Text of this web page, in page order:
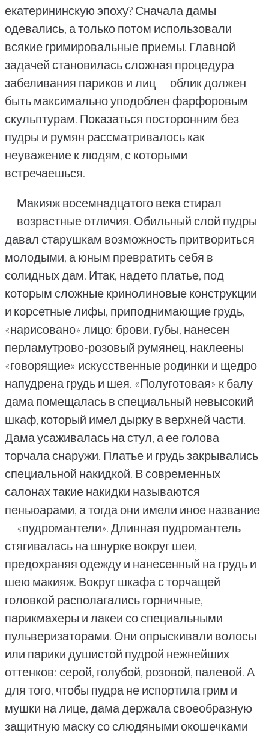
екатерининскую эпоху? Сначала дамы
одевались, а только потом использовали
всякие гримировальные приемы. Главной
задачей становилась сложная процедура
забеливания париков и лиц — облик должен
быть максимально уподоблен фарфоровым
скульптурам. Показаться посторонним без
пудры и румян рассматривалось как
неуважение к людям, с которыми
встречаешься.
Макияж восемнадцатого века стирал
возрастные отличия. Обильный слой пудры
давал старушкам возможность притвориться
молодыми, а юным превратить себя в
солидных дам. Итак, надето платье, под
которым сложные кринолиновые конструкции
и корсетные лифы, приподнимающие грудь,
«нарисовано» лицо: брови, губы, нанесен
перламутрово-розовый румянец, наклеены
«говорящие» искусственные родинки и щедро
напудрена грудь и шея. «Полуготовая» к балу
дама помещалась в специальный невысокий
шкаф, который имел дырку в верхней части.
Дама усаживалась на стул, а ее голова
торчала снаружи. Платье и грудь закрывались
специальной накидкой. В современных
салонах такие накидки называются
пеньюарами, а тогда они имели иное название
— «пудромантели». Длинная пудромантель
стягивалась на шнурке вокруг шеи,
предохраняя одежду и нанесенный на грудь и
шею макияж. Вокруг шкафа с торчащей
головкой располагались горничные,
парикмахеры и лакеи со специальными
пульверизаторами. Они опрыскивали волосы
или парики душистой пудрой нежнейших
оттенков: серой, голубой, розовой, палевой. А
для того, чтобы пудра не испортила грим и
мушки на лице, дама держала своеобразную
защитную маску со слюдяными окошечками